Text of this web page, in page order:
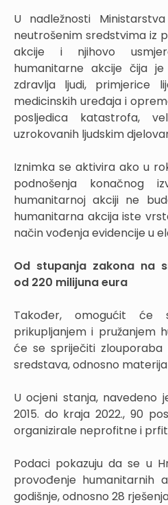
U nadležnosti
neutrošenim sredstvima iz
akcije i njihovo
humanitarne akcije čija
zdravlja ljudi, primjerice
medicinskih uređaja i
posljedica katastrofa,
uzrokovanih ljudskim
Iznimka se aktivira ako u
podnošenja konačnog
humanitarnoj akciji ne
humanitarna akcija iste
način vođenja evidencije u
Od stupanja zakona na
od 220 milijuna eura
Također, omogućit
prikupljanjem i pružanjem
će se spriječiti zlouporaba
sredstava, odnosno
U ocjeni stanja, navedeno
2015. do kraja 2022., 90
organizirale neprofitne i
Podaci pokazuju da se u
provođenje humanitarnih
godišnje, odnosno 28